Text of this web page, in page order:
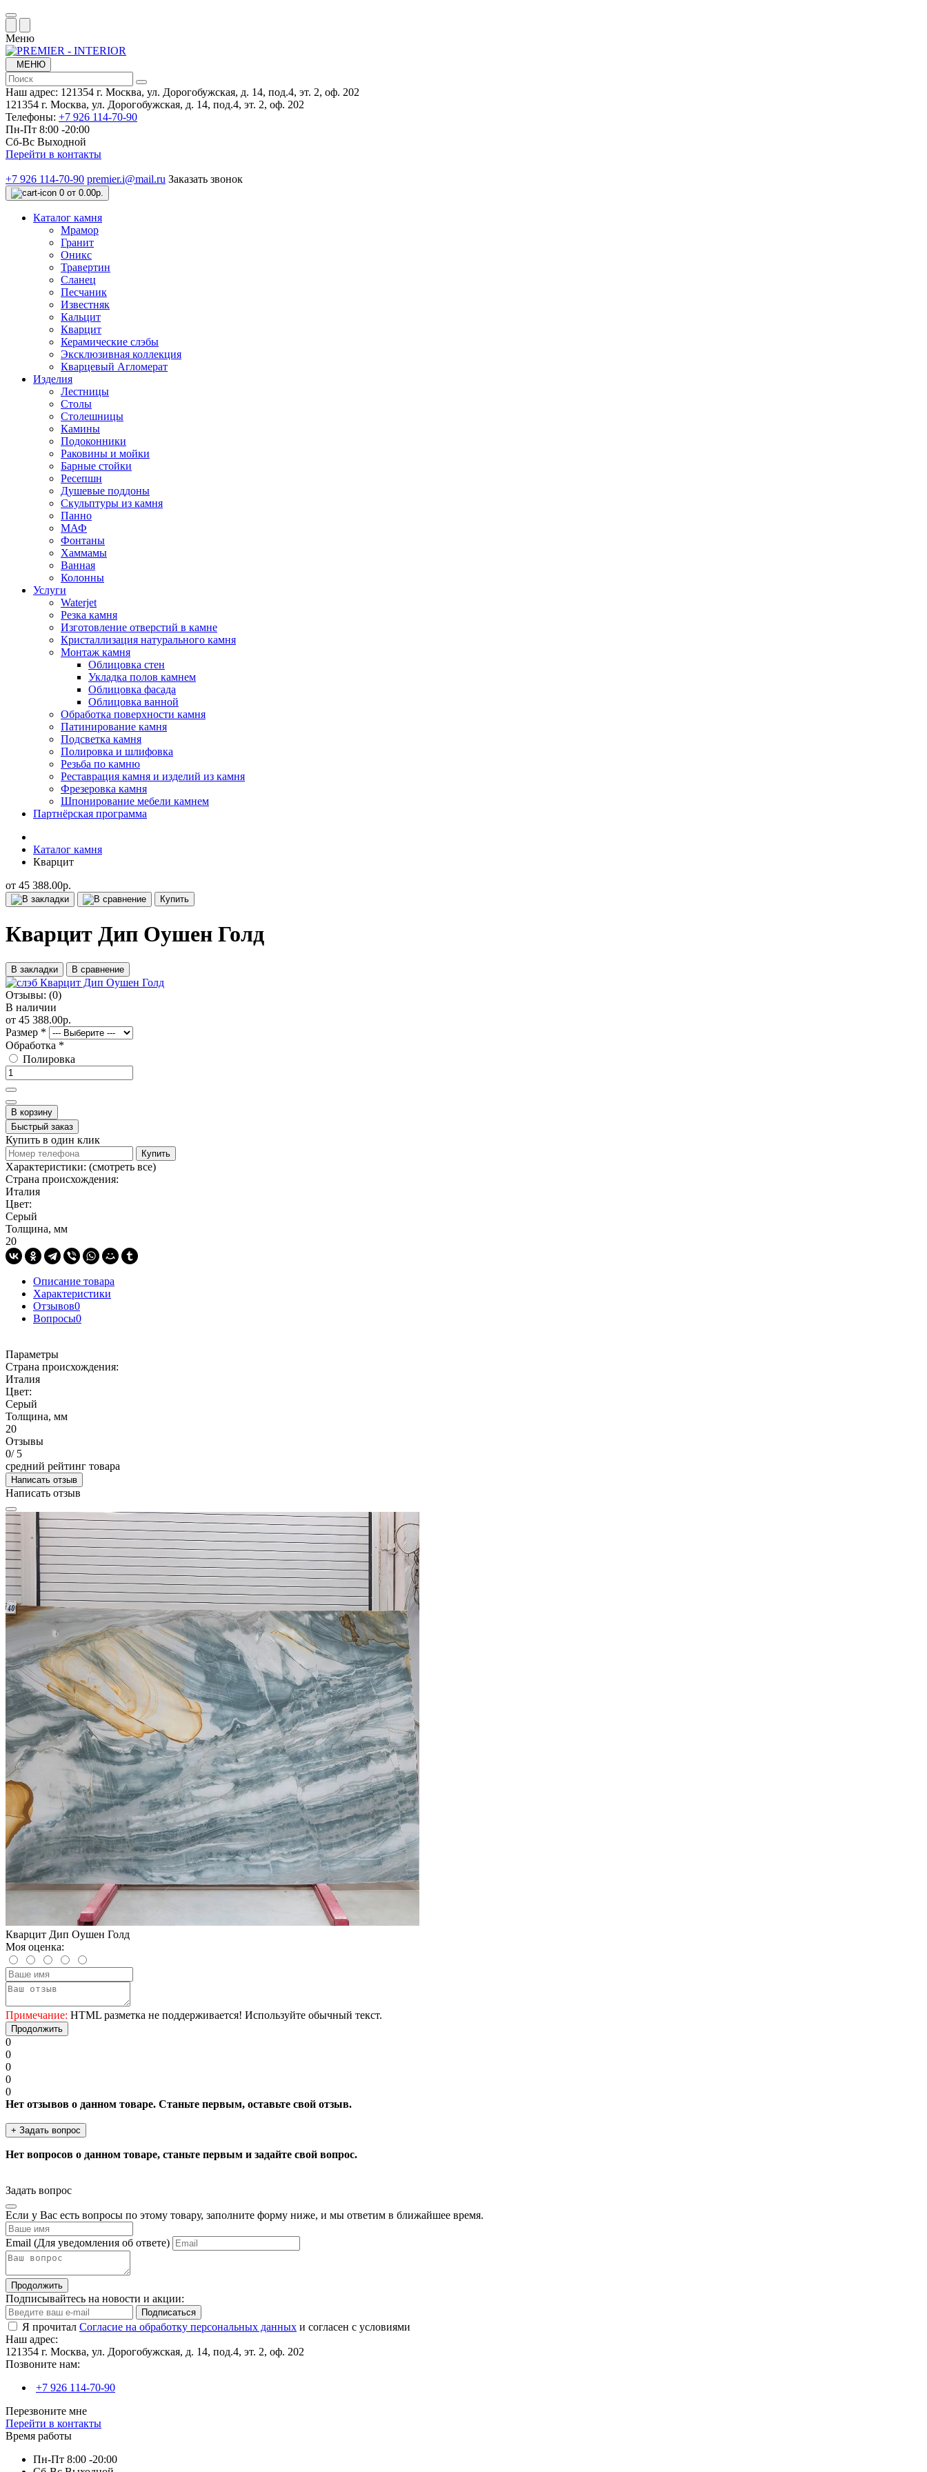
Меню
МЕНЮ
Наш адрес: 121354 г. Москва, ул. Дорогобужская, д. 14, под.4, эт. 2, оф. 202
121354 г. Москва, ул. Дорогобужская, д. 14, под.4, эт. 2, оф. 202
Телефоны: +7 926 114-70-90
Пн-Пт 8:00 -20:00
Сб-Вс Выходной
Перейти в контакты
+7 926 114-70-90 premier.i@mail.ru Заказать звонок
0 от 0.00р.
Каталог камня
Мрамор
Гранит
Оникс
Травертин
Сланец
Песчаник
Известняк
Кальцит
Кварцит
Керамические слэбы
Эксклюзивная коллекция
Кварцевый Агломерат
Изделия
Лестницы
Столы
Столешницы
Камины
Подоконники
Раковины и мойки
Барные стойки
Ресепшн
Душевые поддоны
Скульптуры из камня
Панно
МАФ
Фонтаны
Хаммамы
Ванная
Колонны
Услуги
Waterjet
Резка камня
Изготовление отверстий в камне
Кристаллизация натурального камня
Монтаж камня
Облицовка стен
Укладка полов камнем
Облицовка фасада
Облицовка ванной
Обработка поверхности камня
Патинирование камня
Подсветка камня
Полировка и шлифовка
Резьба по камню
Реставрация камня и изделий из камня
Фрезеровка камня
Шпонирование мебели камнем
Партнёрская программа
Каталог камня
Кварцит
от 45 388.00р.
Купить
Кварцит Дип Оушен Голд
В закладки В сравнение
Отзывы: (0)
В наличии
от 45 388.00р.
Размер *
Обработка *
Полировка
В корзину
Быстрый заказ
Купить в один клик
Купить
Характеристики: (смотреть все)
Страна происхождения:
Италия
Цвет:
Серый
Толщина, мм
20
Описание товара
Характеристики
Отзывов0
Вопросы0
Параметры
Страна происхождения:
Италия
Цвет:
Серый
Толщина, мм
20
Отзывы
0/ 5
средний рейтинг товара
Написать отзыв
Написать отзыв
Кварцит Дип Оушен Голд
Моя оценка:
Примечание: HTML разметка не поддерживается! Используйте обычный текст.
Продолжить
0
0
0
0
0
Нет отзывов о данном товаре. Станьте первым, оставьте свой отзыв.
+ Задать вопрос
Нет вопросов о данном товаре, станьте первым и задайте свой вопрос.
Задать вопрос
Если у Вас есть вопросы по этому товару, заполните форму ниже, и мы ответим в ближайшее время.
Email (Для уведомления об ответе)
Продолжить
Подписывайтесь на новости и акции:
Подписаться
Я прочитал Согласие на обработку персональных данных и согласен с условиями
Наш адрес:
121354 г. Москва, ул. Дорогобужская, д. 14, под.4, эт. 2, оф. 202
Позвоните нам:
+7 926 114-70-90
Перезвоните мне
Перейти в контакты
Время работы
Пн-Пт 8:00 -20:00